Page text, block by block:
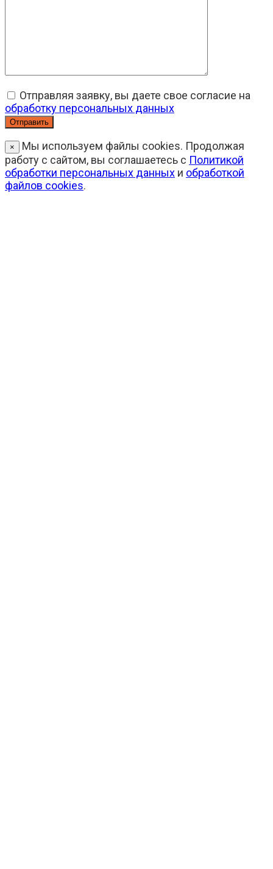
Отправляя заявку, вы даете свое согласие на
обработку персональных данных
×
Мы используем файлы cookies. Продолжая
работу с сайтом, вы соглашаетесь с Политикой
обработки персональных данных и обработкой
файлов cookies.